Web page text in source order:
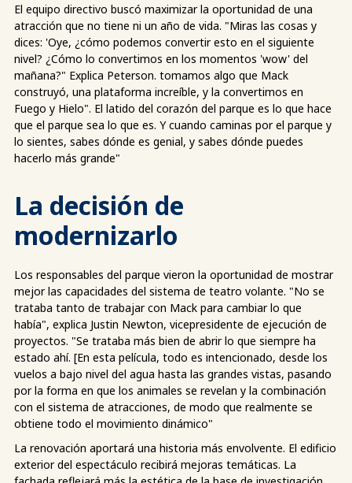
El equipo directivo buscó maximizar la oportunidad de una
atracción que no tiene ni un año de vida. "Miras las cosas y
dices: 'Oye, ¿cómo podemos convertir esto en el siguiente
nivel? ¿Cómo lo convertimos en los momentos 'wow' del
mañana?" Explica Peterson. tomamos algo que Mack
construyó, una plataforma increíble, y la convertimos en
Fuego y Hielo". El latido del corazón del parque es lo que hace
que el parque sea lo que es. Y cuando caminas por el parque y
lo sientes, sabes dónde es genial, y sabes dónde puedes
hacerlo más grande"
La decisión de
modernizarlo
Los responsables del parque vieron la oportunidad de mostrar
mejor las capacidades del sistema de teatro volante. "No se
trataba tanto de trabajar con Mack para cambiar lo que
había", explica Justin Newton, vicepresidente de ejecución de
proyectos. "Se trataba más bien de abrir lo que siempre ha
estado ahí. [En esta película, todo es intencionado, desde los
vuelos a bajo nivel del agua hasta las grandes vistas, pasando
por la forma en que los animales se revelan y la combinación
con el sistema de atracciones, de modo que realmente se
obtiene todo el movimiento dinámico"
La renovación aportará una historia más envolvente. El edificio
exterior del espectáculo recibirá mejoras temáticas. La